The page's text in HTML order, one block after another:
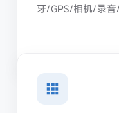
牙/GPS/相机/录音